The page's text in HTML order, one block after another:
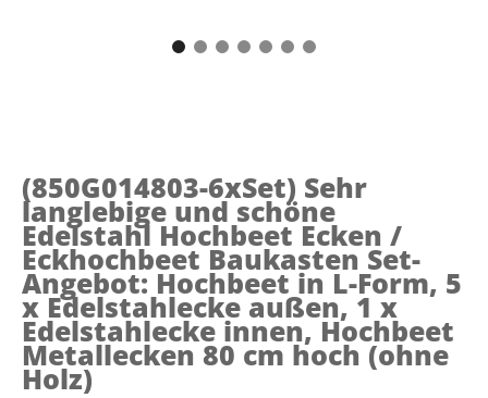
(850G014803-6xSet) Sehr
langlebige und schöne
Edelstahl Hochbeet Ecken /
Eckhochbeet Baukasten Set-
Angebot: Hochbeet in L-Form, 5
x Edelstahlecke außen, 1 x
Edelstahlecke innen, Hochbeet
Metallecken 80 cm hoch (ohne
Holz)